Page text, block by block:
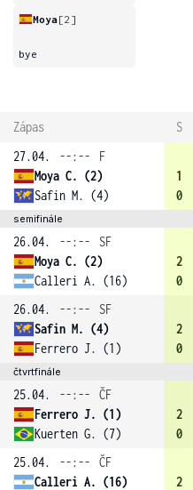
Moya[2]
bye
Zápas S
27.04.
--:--
F
Moya C. (2)
Safin M. (4)
1
0
semifinále
26.04. --:--
SF
Moya C. (2)
Calleri A. (16)
2
0
26.04.
--:--
SF
Safin M. (4)
Ferrero J. (1)
2
0
čtvrtfinále
25.04. --:--
ČF
Ferrero J. (1)
Kuerten G. (7)
2
0
25.04.
--:--
ČF
Calleri A. (16)
2